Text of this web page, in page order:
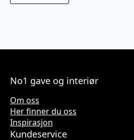
No1 gave og interiør
Om oss
Her finner du oss
Inspirasjon
Kundeservice